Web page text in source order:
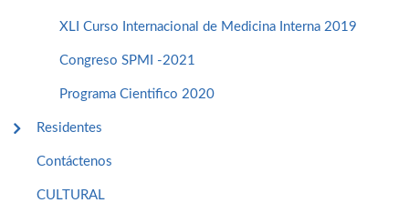
XLI Curso Internacional de Medicina Interna 2019
Congreso SPMI -2021
Programa Cientifico 2020
Residentes
Contáctenos
CULTURAL